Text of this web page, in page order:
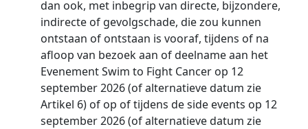
dan ook, met inbegrip van directe, bijzondere,
indirecte of gevolgschade, die zou kunnen
ontstaan of ontstaan is vooraf, tijdens of na
afloop van bezoek aan of deelname aan het
Evenement Swim to Fight Cancer op 12
september 2026 (of alternatieve datum zie
Artikel 6) of op of tijdens de side events op 12
september 2026 (of alternatieve datum zie